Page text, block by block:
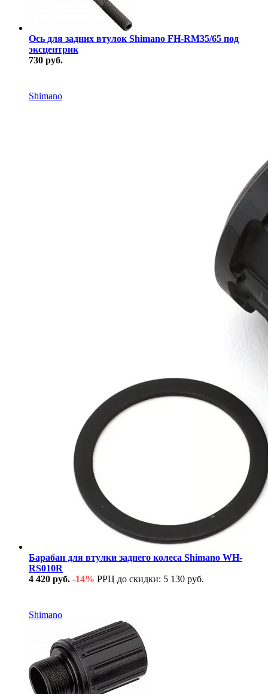
Ось для задних втулок Shimano FH-RM35/65 под
эксцентрик
730 руб.
Shimano
Барабан для втулки заднего колеса Shimano WH-
RS010R
4 420 руб. -14% РРЦ до скидки: 5 130 руб.
Shimano